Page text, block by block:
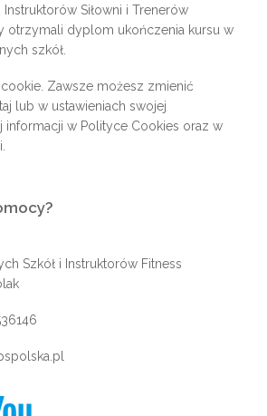
Instruktorów Siłowni i Trenerów
otrzymali dyplom ukończenia kursu w
szkół.
cookie. Zawsze możesz zmienić
lub w ustawieniach swojej
informacji w Polityce Cookies oraz w
Szkół i Instruktorów Fitness